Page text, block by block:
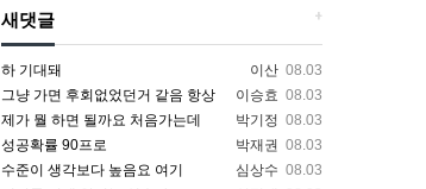
+
새댓글
이산 08.03
하 기대돼
이승효 08.03
그냥 가면 후회없었던거 같음 항상
박기정 08.03
제가 뭘 하면 될까요 처음가는데
박재권 08.03
성공확률 90프로
심상수 08.03
수준이 생각보다 높음요 여기